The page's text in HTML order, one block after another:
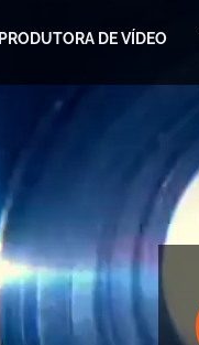
PRODUTORA DE VÍDEO